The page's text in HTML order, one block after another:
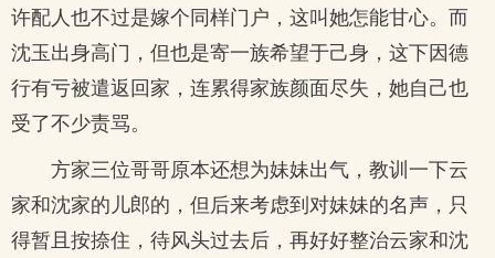
许配人也不过是嫁个同样门户，这叫她怎能甘心。而
沈玉出身高门，但也是寄一族希望于己身，这下因德
行有亏被遣返回家，连累得家族颜面尽失，她自己也
受了不少责骂。
方家三位哥哥原本还想为妹妹出气，教训一下云
家和沈家的儿郎的，但后来考虑到对妹妹的名声，只
得暂且按捺住，待风头过去后，再好好整治云家和沈